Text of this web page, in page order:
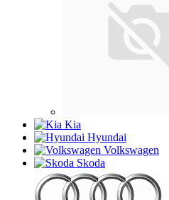
Kia
Hyundai
Volkswagen
Skoda